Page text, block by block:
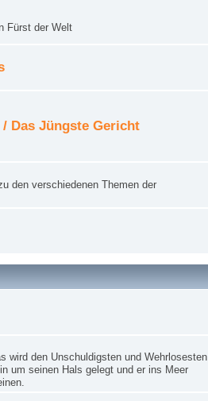
Fürst der Welt
Das Jüngste Gericht
den verschiedenen Themen der
wird den Unschuldigsten und Wehrlosesten
um seinen Hals gelegt und er ins Meer